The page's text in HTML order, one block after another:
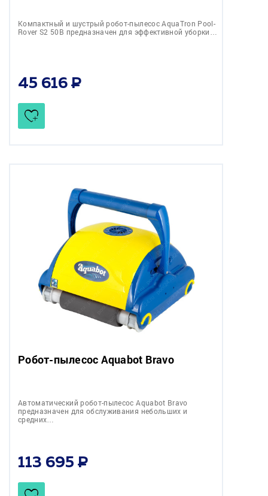
Компактный и шустрый робот-пылесоc AquaTron Pool-
Rover S2 50B предназначен для эффективной уборки…
45 616
Робот-пылесоc Aquabot Bravo
Автоматический робот-пылесос Aquabot Bravo
предназначен для обслуживания небольших и
средних…
113 695